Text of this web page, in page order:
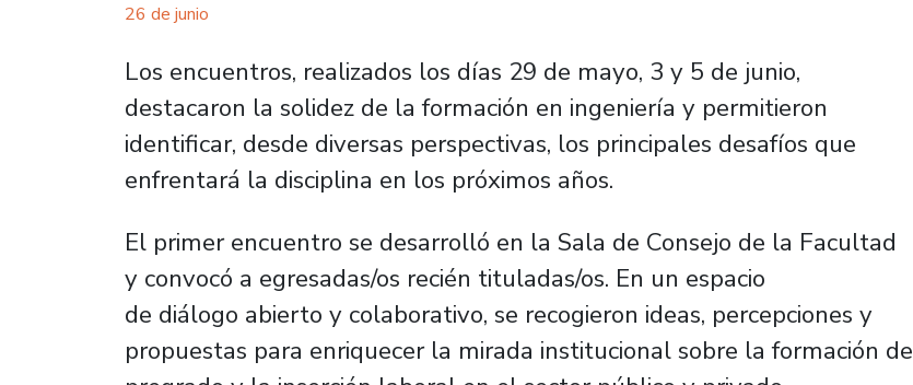
26 de junio
Los encuentros, realizados los días 29 de mayo, 3 y 5 de junio,
destacaron la solidez de la formación en ingeniería y permitieron
identificar, desde diversas perspectivas, los principales desafíos que
enfrentará la disciplina en los próximos años.
El primer encuentro se desarrolló en la Sala de Consejo de la Facultad
y convocó a egresadas/os recién tituladas/os. En un espacio
de diálogo abierto y colaborativo, se recogieron ideas, percepciones y
propuestas para enriquecer la mirada institucional sobre la formación de